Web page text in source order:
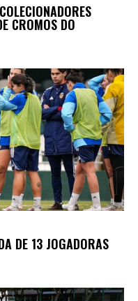
CROMOS DO
DE 13 JOGADORAS